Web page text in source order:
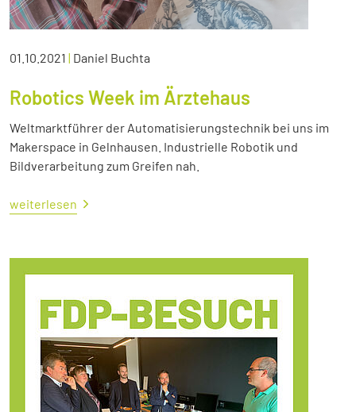
01.10.2021 | Daniel Buchta
Robotics Week im Ärztehaus
Weltmarktführer der Automatisierungstechnik bei uns im
Makerspace in Gelnhausen. Industrielle Robotik und
Bildverarbeitung zum Greifen nah.
weiterlesen